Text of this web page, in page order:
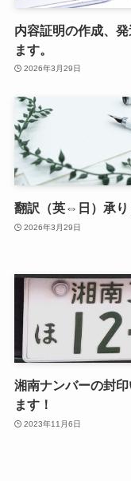
内容証明の作成、発
ます。
2026年3月29日
翻訳（英⇔日）承り
2026年3月29日
湘南ナンバーの封印
ます！
2023年11月6日